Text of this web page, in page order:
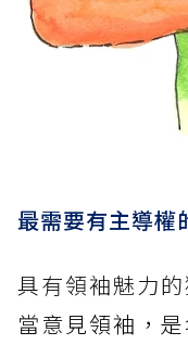
最需要有主導
具有領袖魅力
當意見領袖，